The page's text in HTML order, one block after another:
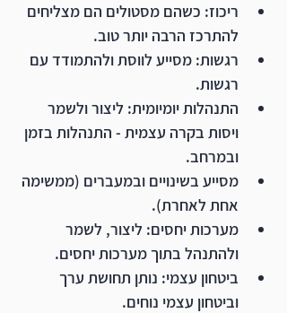
ריכוז: כשהם מסטולים הם מצליחים
להתרכז הרבה יותר טוב.
רגשות: מסייע לווסת ולהתמודד עם
רגשות.
התנהלות יומיומית: ליצור ולשמר
ויסות בקרה עצמית - התנהלות בזמן
ובמרחב.
מסייע בשינויים ובמעברים (ממשימה
אחת לאחרת).
מערכות יחסים: ליצור, לשמר
ולהתנהל בתוך מערכות יחסים.
ביטחון עצמי: נותן תחושת ערך
וביטחון עצמי נוחים.